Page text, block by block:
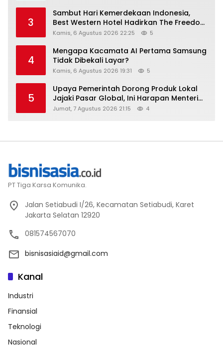
3
Sambut Hari Kemerdekaan Indonesia,
Best Western Hotel Hadirkan The Freedom
Stay Diskon Hingga 45%
Kamis, 6 Agustus 2026 22:25 5
4
Mengapa Kacamata AI Pertama Samsung
Tidak Dibekali Layar?
Kamis, 6 Agustus 2026 19:31 5
5
Upaya Pemerintah Dorong Produk Lokal
Jajaki Pasar Global, Ini Harapan Menteri
Perindustrian RI Lewat ILT dan IGT Expo
Jumat, 7 Agustus 2026 21:15 4
PT Tiga Karsa Komunika.
Jalan Setiabudi I/26, Kecamatan Setiabudi, Karet
Jakarta Selatan 12920
081574567070
bisnisasiaid@gmail.com
Kanal
Industri
Finansial
Teknologi
Nasional